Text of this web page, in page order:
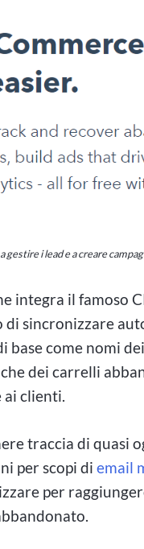
autorizzati per
d'azzardo ad alta
ad alta
ha
che
che
dove i
sostanziose.
posta in gioco,
scommesse
le loro famiglie.
e
i partecipanti.
i lead e a creare
integra il famoso
sincronizzare
come nomi
dei carrelli
clienti.
traccia di quasi
per scopi di email
per